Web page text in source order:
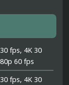
fps, 4K 30
60 fps
fps, 4K 30